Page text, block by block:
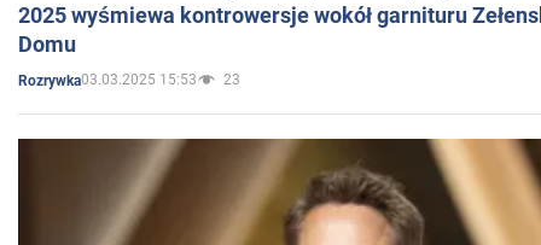
2025 wyśmiewa kontrowersje wokół garnituru
Domu
Rozrywka03.03.2025 15:53 23